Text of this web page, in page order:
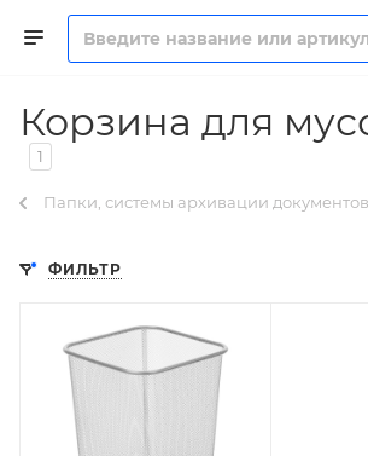
Корзина для
1
Папки, системы архивации документов
ФИЛЬТР